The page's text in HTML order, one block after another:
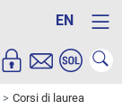
EN
Corsi di laurea